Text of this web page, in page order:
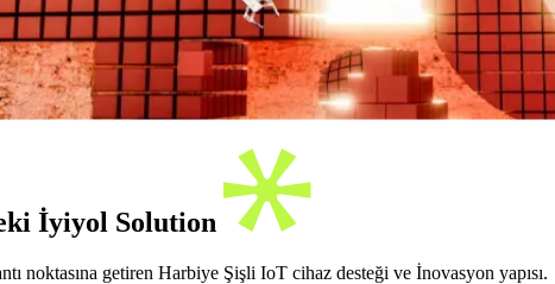
İyiyol Solution
noktasına getiren Harbiye Şişli IoT cihaz desteği ve İnovasyon yapısı.